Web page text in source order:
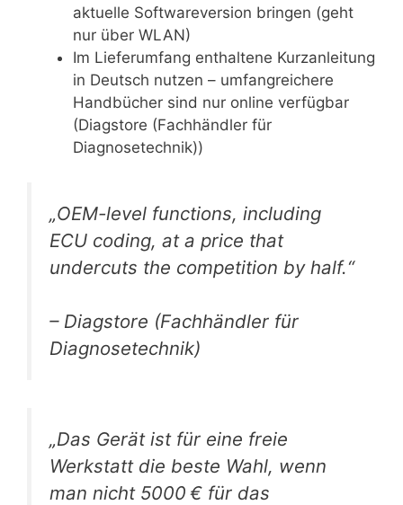
aktuelle Softwareversion bringen (geht
nur über WLAN)
Im Lieferumfang enthaltene Kurzanleitung
in Deutsch nutzen – umfangreichere
Handbücher sind nur online verfügbar
(Diagstore (Fachhändler für
Diagnosetechnik))
„OEM-level functions, including
ECU coding, at a price that
undercuts the competition by half.“
– Diagstore (Fachhändler für
Diagnosetechnik)
„Das Gerät ist für eine freie
Werkstatt die beste Wahl, wenn
man nicht 5000 € für das